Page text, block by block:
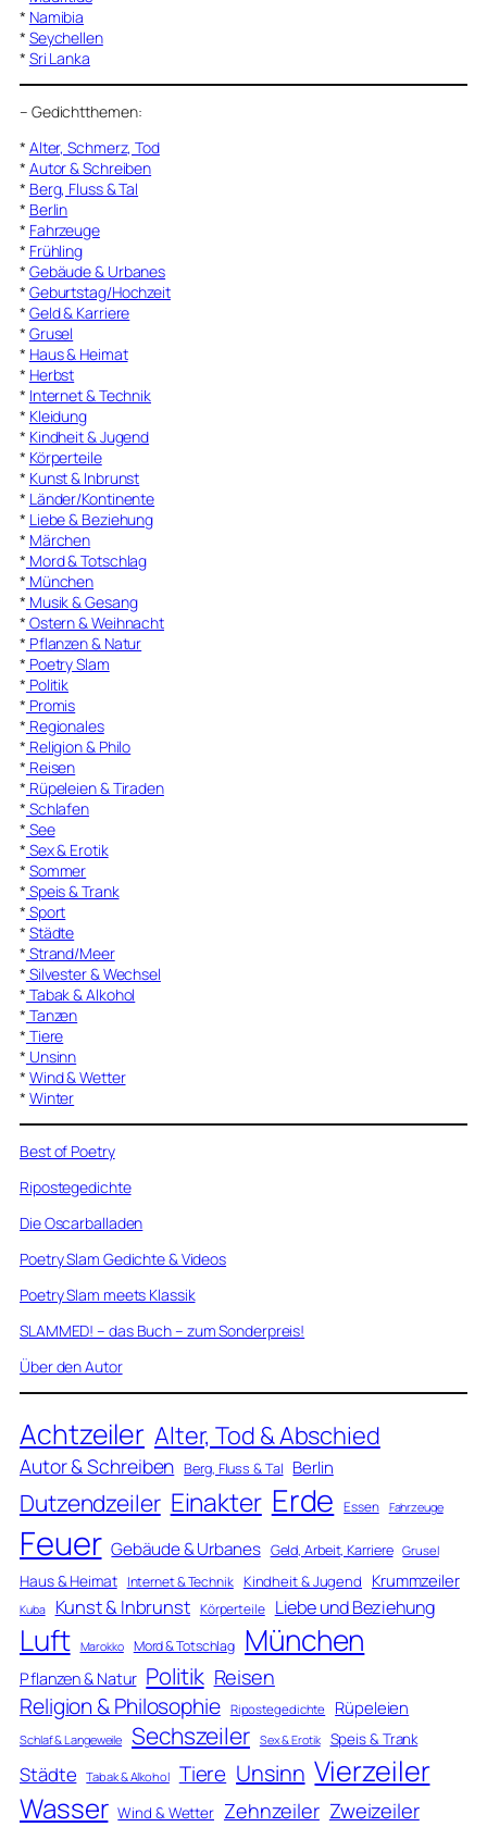
* Namibia
* Seychellen
* Sri Lanka
– Gedichtthemen:
* Alter, Schmerz, Tod
* Autor & Schreiben
* Berg, Fluss & Tal
* Berlin
* Fahrzeuge
* Frühling
* Gebäude & Urbanes
* Geburtstag/Hochzeit
* Geld & Karriere
* Grusel
* Haus & Heimat
* Herbst
* Internet & Technik
* Kleidung
* Kindheit & Jugend
* Körperteile
* Kunst & Inbrunst
* Länder/Kontinente
* Liebe & Beziehung
* Märchen
* Mord & Totschlag
* München
* Musik & Gesang
* Ostern & Weihnacht
* Pflanzen & Natur
* Poetry Slam
* Politik
* Promis
* Regionales
* Religion & Philo
* Reisen
* Rüpeleien & Tiraden
* Schlafen
* See
* Sex & Erotik
* Sommer
* Speis & Trank
* Sport
* Städte
* Strand/Meer
* Silvester & Wechsel
* Tabak & Alkohol
* Tanzen
* Tiere
* Unsinn
* Wind & Wetter
* Winter
Best of Poetry
Ripostegedichte
Die Oscarballaden
Poetry Slam Gedichte & Videos
Poetry Slam meets Klassik
SLAMMED! – das Buch – zum Sonderpreis!
Über den Autor
Achtzeiler Alter, Tod & Abschied
Autor & Schreiben Berg, Fluss & Tal Berlin
Dutzendzeiler Einakter Erde Essen Fahrzeuge
Feuer Gebäude & Urbanes Geld, Arbeit, Karriere Grusel
Haus & Heimat Internet & Technik Kindheit & Jugend Krummzeiler
Kuba Kunst & Inbrunst Körperteile Liebe und Beziehung
Luft Marokko Mord & Totschlag München
Pflanzen & Natur Politik Reisen
Religion & Philosophie Ripostegedichte Rüpeleien
Schlaf & Langeweile Sechszeiler Sex & Erotik Speis & Trank
Städte Tabak & Alkohol Tiere Unsinn Vierzeiler
Wasser Wind & Wetter Zehnzeiler Zweizeiler